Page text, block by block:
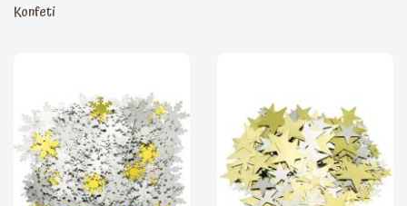
Konfeti